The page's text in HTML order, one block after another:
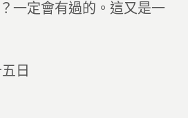
一定會有過的。這又是一
日